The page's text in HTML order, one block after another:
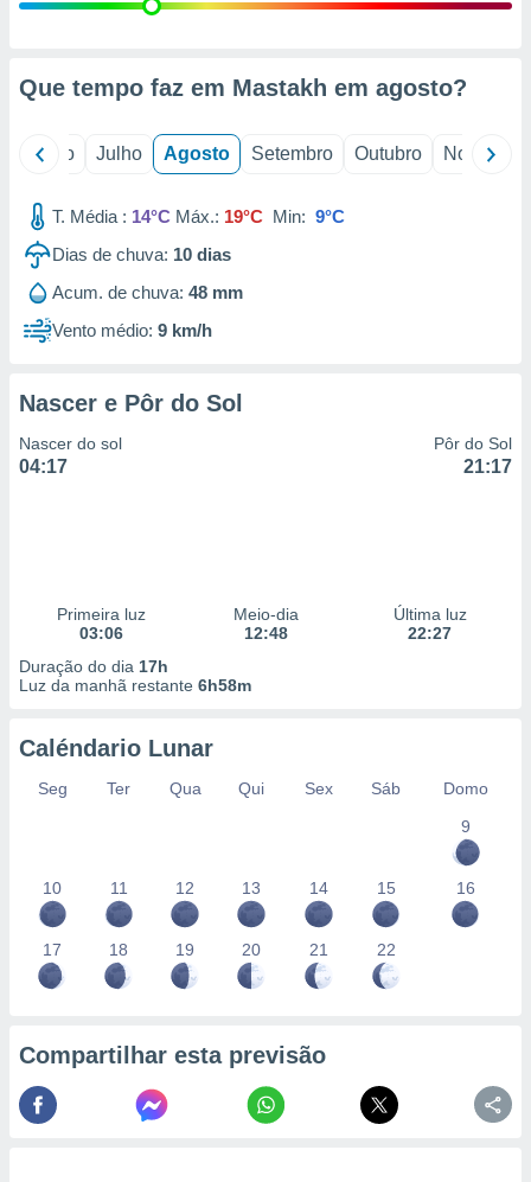
através
estudos
de
Que tempo faz em Mastakh em agosto?
Junho Julho Agosto Setembro Outubro Novembro
T. Média : 14°C Máx.: 19°C Min: 9°C
Dias de chuva: 10 dias
Acum. de chuva: 48 mm
Vento médio: 9 km/h
Nascer e Pôr do Sol
Nascer do sol
04:17
Pôr do Sol
21:17
Primeira luz
03:06
Meio-dia
12:48
Última luz
22:27
Duração do dia 17h
Luz da manhã restante 6h58m
Caléndario Lunar
Seg Ter Qua Qui Sex Sáb
Domo
9
10 11 12 13 14 15 16
17 18 19 20 21 22
Compartilhar esta previsão